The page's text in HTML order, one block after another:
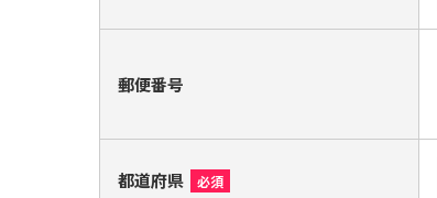
郵便番号
都道府県 必須